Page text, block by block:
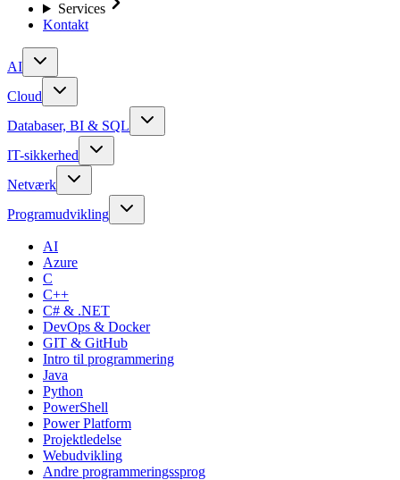
Services
Kontakt
AI
Cloud
Databaser, BI & SQL
IT-sikkerhed
Netværk
Programudvikling
AI
Azure
C
C++
C# & .NET
DevOps & Docker
GIT & GitHub
Intro til programmering
Java
Python
PowerShell
Power Platform
Projektledelse
Webudvikling
Andre programmeringssprog